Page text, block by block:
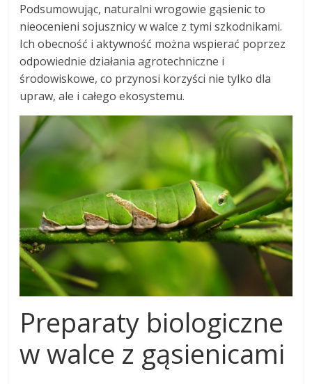
Podsumowując, naturalni wrogowie gąsienic to
nieocenieni sojusznicy w walce z tymi szkodnikami.
Ich obecność i aktywność można wspierać poprzez
odpowiednie działania agrotechniczne i
środowiskowe, co przynosi korzyści nie tylko dla
upraw, ale i całego ekosystemu.
Preparaty biologiczne
w walce z gąsienicami